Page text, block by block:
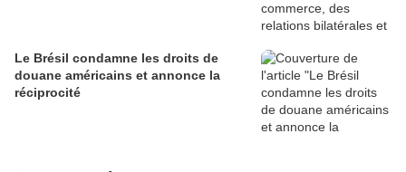
Le Brésil condamne les droits de
douane américains et annonce la
réciprocité